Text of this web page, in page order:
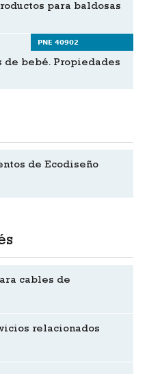
para baldosas
PNE 40902
de bebé. Propiedades
de Ecodiseño
cables de
relacionados